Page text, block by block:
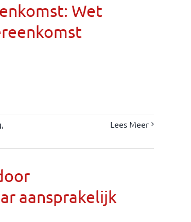
Wet
,
Lees Meer
aansprakelijk